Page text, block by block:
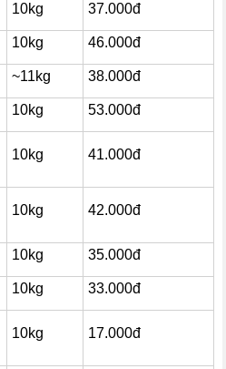
10kg 37.000đ
10kg 46.000đ
~11kg 38.000đ
10kg 53.000đ
10kg 41.000đ
10kg 42.000đ
10kg 35.000đ
10kg 33.000đ
10kg 17.000đ